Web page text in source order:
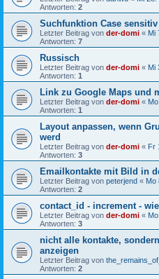
Antworten: 2
Suchfunktion Case sensitiv
Letzter Beitrag von der-domi « Mi
Antworten: 7
Russisch
Letzter Beitrag von der-domi « Mi
Antworten: 1
Link zu Google Maps und
Letzter Beitrag von der-domi «
Antworten: 1
Layout anpassen, wenn
werd
Letzter Beitrag von der-domi « Fr
Antworten: 3
Emailkontakte mit Bild in
Letzter Beitrag von peterjend « Mo
Antworten: 2
contact_id - increment -
Letzter Beitrag von der-domi «
Antworten: 3
nicht alle kontakte,
anzeigen
Letzter Beitrag von
Antworten: 2